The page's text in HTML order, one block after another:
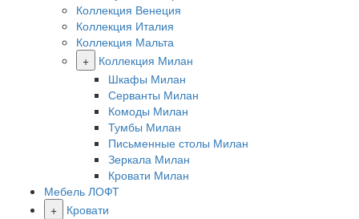
Коллекция Венеция
Коллекция Италия
Коллекция Мальта
+
Коллекция Милан
Шкафы Милан
Серванты Милан
Комоды Милан
Тумбы Милан
Письменные столы Милан
Зеркала Милан
Кровати Милан
Мебель ЛОФТ
+
Кровати